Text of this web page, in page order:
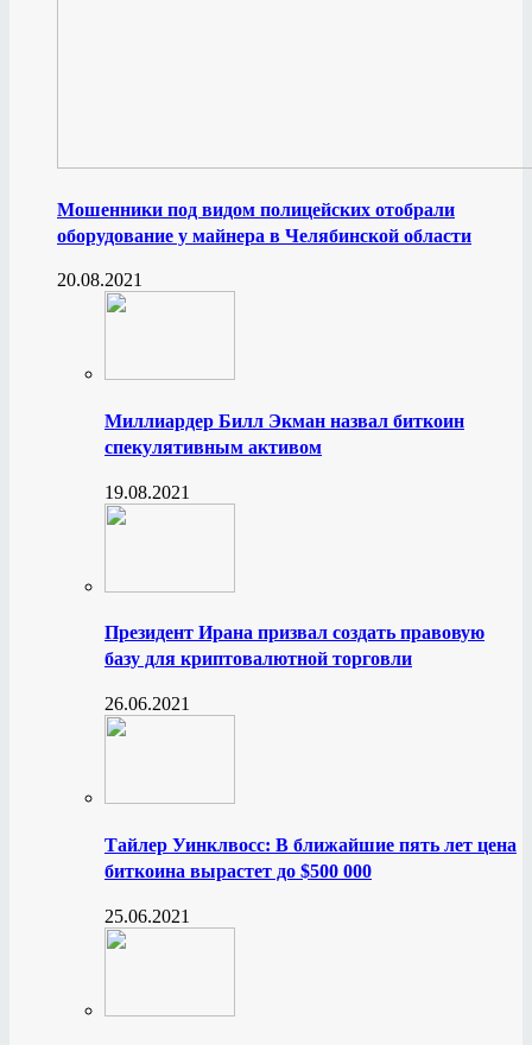
Мошенники под видом полицейских отобрали
оборудование у майнера в Челябинской области
20.08.2021
Миллиардер Билл Экман назвал биткоин
спекулятивным активом
19.08.2021
Президент Ирана призвал создать правовую
базу для криптовалютной торговли
26.06.2021
Тайлер Уинклвосс: В ближайшие пять лет цена
биткоина вырастет до $500 000
25.06.2021